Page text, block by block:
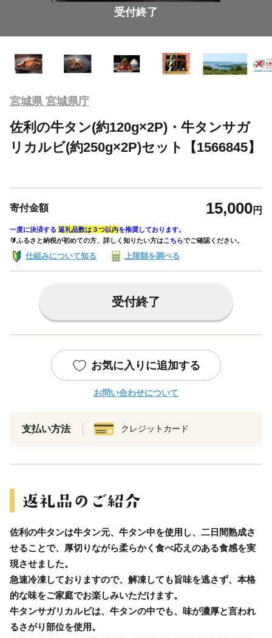
受付終了
宮城県 宮城県庁
佐利の牛タン(約120g×2P)・牛タンサガ
リカルビ(約250g×2P)セット【1566845】
寄付金額 15,000円
一度に決済する 返礼品数は３つ以内を推奨しております。
🔰ふるさと納税が初めての方、詳しく知りたい方はこちらでご確認ください。
仕組みについて知る 上限額を調べる
受付終了
お気に入りに追加する
お問い合わせについて
支払い方法 クレジットカード
佐利の牛タンは牛タン元、牛タン中を使用し、二日間熟成さ
せることで、厚切りながら柔らかく食べ応えのある食感を実
現させました。
急速冷凍しておりますので、解凍しても旨味を逃さず、本格
的な味をご家庭でお楽しみいただけます。
牛タンサガリカルビは、牛タンの中でも、味が濃厚と言われ
るさがり部位を使用。